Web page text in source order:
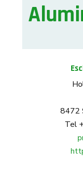
8472
Tel